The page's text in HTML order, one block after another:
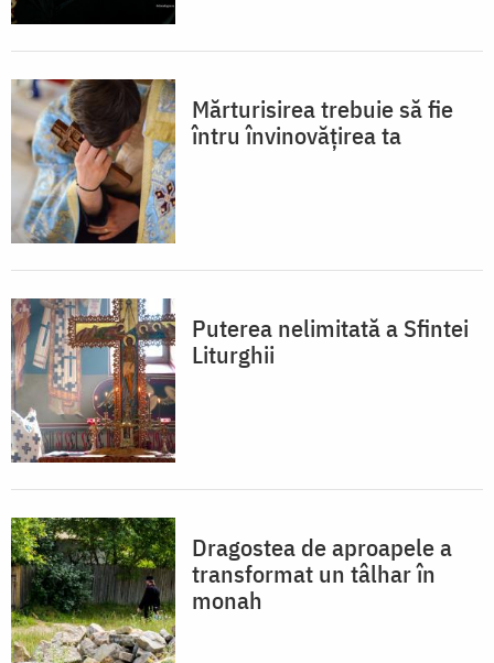
Mărturisirea trebuie să fie
întru învinovățirea ta
Puterea nelimitată a Sfintei
Liturghii
Dragostea de aproapele a
transformat un tâlhar în
monah